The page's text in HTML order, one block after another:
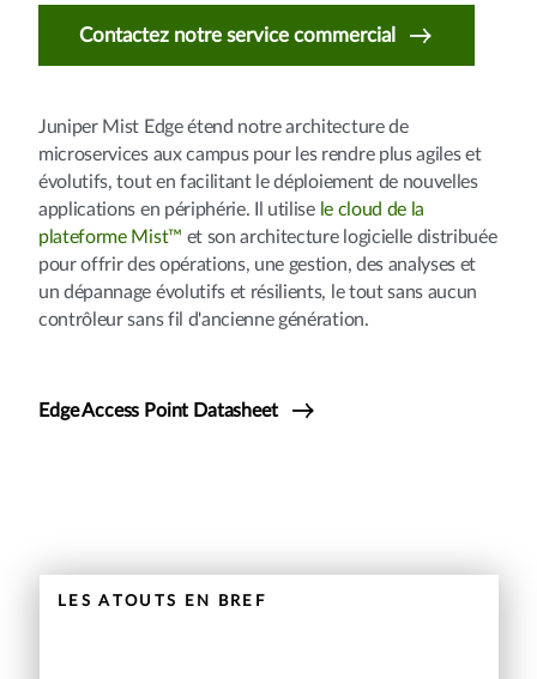
Contactez notre service commercial
Juniper Mist Edge étend notre architecture de
microservices aux campus pour les rendre plus agiles et
évolutifs, tout en facilitant le déploiement de nouvelles
applications en périphérie. Il utilise le cloud de la
plateforme Mist™ et son architecture logicielle distribuée
pour offrir des opérations, une gestion, des analyses et
un dépannage évolutifs et résilients, le tout sans aucun
contrôleur sans fil d'ancienne génération.
Edge Access Point Datasheet
LES ATOUTS EN BREF